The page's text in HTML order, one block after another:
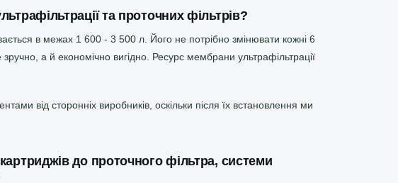
та проточних фільтрів?
в межах 1 600 - 3 500 л. Його не потрібно змінювати кожні 6
а й економічно вигідно. Ресурс мембрани ультрафільтрації
від сторонніх виробників, оскільки після їх встановлення ми
до проточного фільтра, системи